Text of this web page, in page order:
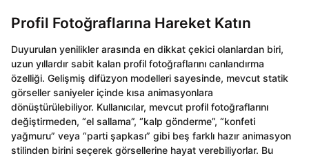
Profil Fotoğraflarına Hareket Katın
Duyurulan yenilikler arasında en dikkat çekici olanlardan biri,
uzun yıllardır sabit kalan profil fotoğraflarını canlandırma
özelliği. Gelişmiş difüzyon modelleri sayesinde, mevcut statik
görseller saniyeler içinde kısa animasyonlara
dönüştürülebiliyor. Kullanıcılar, mevcut profil fotoğraflarını
değiştirmeden, “el sallama”, “kalp gönderme”, “konfeti
yağmuru” veya “parti şapkası” gibi beş farklı hazır animasyon
stilinden birini seçerek görsellerine hayat verebiliyorlar. Bu